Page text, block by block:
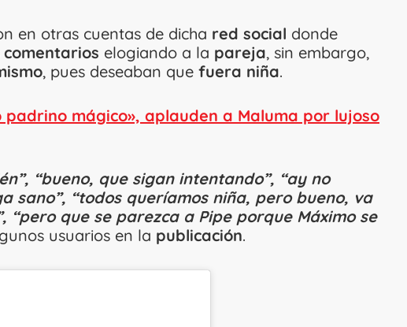
en otras cuentas de dicha red social donde
comentarios elogiando a la pareja, sin embargo,
, pues deseaban que fuera niña.
padrino mágico», aplauden a Maluma por lujoso
“bueno, que sigan intentando”, “ay no
sano”, “todos queríamos niña, pero bueno, va
“pero que se parezca a Pipe porque Máximo se
usuarios en la publicación.